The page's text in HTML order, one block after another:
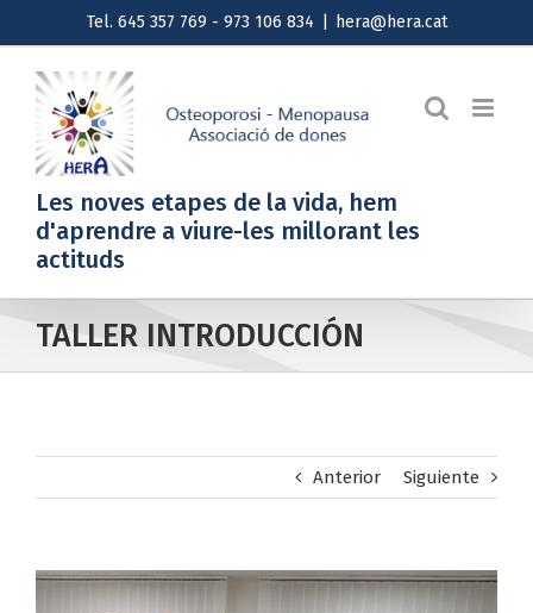
al
contenido
Tel. 645 357 769 - 973 106 834 hera@hera.cat
Les noves etapes de la vida, hem
d'aprendre a viure-les millorant les
actituds
TALLER INTRODUCCIÓN
Anterior Siguiente
Ver